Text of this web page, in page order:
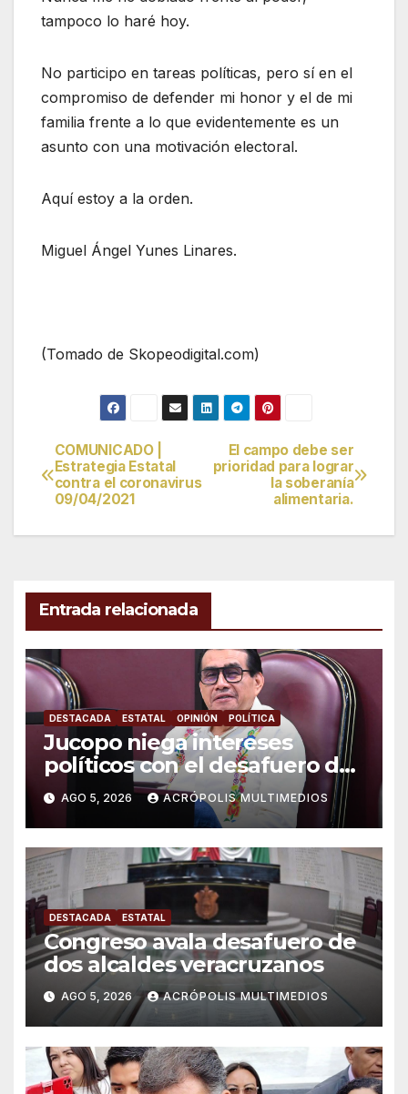
tampoco lo haré hoy.
No participo en tareas políticas, pero sí en el
compromiso de defender mi honor y el de mi
familia frente a lo que evidentemente es un
asunto con una motivación electoral.
Aquí estoy a la orden.
Miguel Ángel Yunes Linares.
(Tomado de Skopeodigital.com)
Navegación
de
entradas
El campo debe ser
prioridad para lograr
la soberanía
alimentaria.
COMUNICADO |
Estrategia Estatal
contra el coronavirus
09/04/2021
Entrada relacionada
DESTACADA ESTATAL OPINIÓN POLÍTICA
Jucopo niega intereses
políticos con el desafuero de
alcaldes
AGO 5, 2026 ACRÓPOLIS MULTIMEDIOS
DESTACADA ESTATAL
Congreso avala desafuero de
dos alcaldes veracruzanos
AGO 5, 2026 ACRÓPOLIS MULTIMEDIOS